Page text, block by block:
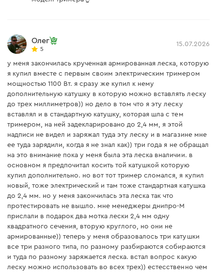
Олег
5
15.07.2026
у меня закончилась крученная армированная леска, которую
я купил вместе с первым своим электрическим тримером
мощностью 1100 Вт. я сразу же купил к нему
дополнительную катушку в которую можно вставлять леску
до трех миллиметров)) но дело в том что я эту леску
вставлял и в стандартную катушку, которая шла с тем
тримером, на ней задекларировано до 2,4 мм, я этой
надписи не видел и заряжал туда эту леску и в магазине мне
ее туда зарядили, когда я не знал как)) три года я не обращал
на это внимание пока у меня была эта леска вналичии. в
основном я предпочитал косить той катушкой которую
купил дополнительно. но вот тот тример сломался, я купил
новый, тоже электрический и там тоже стандартная катушка
до 2,4 мм. но у меня закончилась эта леска так что
протестировать не вышло. мне менеджеры днипро-М
прислали в подарок два мотка лески 2,4 мм одну
квадратного сечения, вторую круглого, но они не
армированные)) теперь у меня образовалось три катушки
все три разного типа, по разному разбираются собираются
и туда по разному заряжается леска. встал вопрос какую
леску можно использовать во всех трех)) естесственно чем